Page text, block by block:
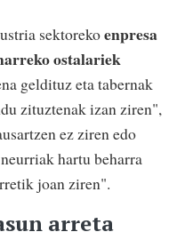
sektorekoenpresa
ostalariek
geldituz eta tabernak
zituztenak izan ziren",
ez ziren edo
hartu beharra
joan ziren".
arreta